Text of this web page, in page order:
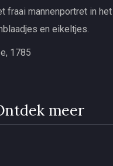
fraai mannenportret in
en eikeltjes.
1785
meer